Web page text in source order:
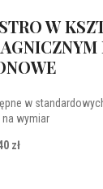
W
w
wymiar
zł